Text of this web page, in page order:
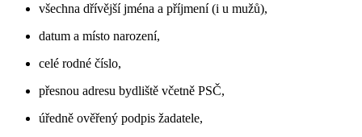
všechna dřívější jména a příjmení (i u mužů),
datum a místo narození,
celé rodné číslo,
přesnou adresu bydliště včetně PSČ,
úředně ověřený podpis žadatele,